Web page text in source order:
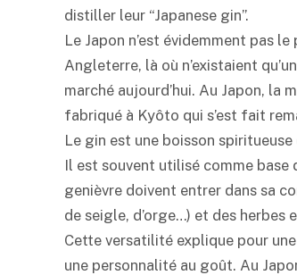
distiller leur “Japanese gin”.
Le Japon n’est évidemment pas
Angleterre, là où n’existaient
marché aujourd’hui. Au Japon, la
fabriqué à Kyôto qui s’est fait
Le gin est une boisson
Il est souvent utilisé comme base
genièvre doivent entrer dans sa
de seigle, d’orge…) et des herbes
Cette versatilité explique pour
une personnalité au goût. Au